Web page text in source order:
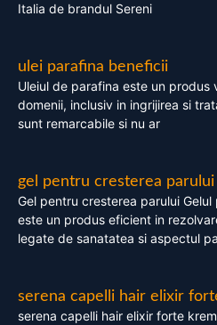
Italia de brandul Sereni
ulei parafina beneficii
Uleiul de parafina este un produs
domenii, inclusiv in ingrijirea si
sunt remarcabile si nu ar
gel pentru cresterea parului
Gel pentru cresterea parului
este un produs eficient in
legate de sanatatea si aspectul
serena capelli hair elixir
serena capelli hair elixir forte